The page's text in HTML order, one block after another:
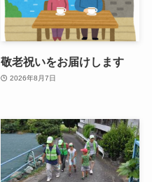
敬老祝いをお届けします
2026年8月7日